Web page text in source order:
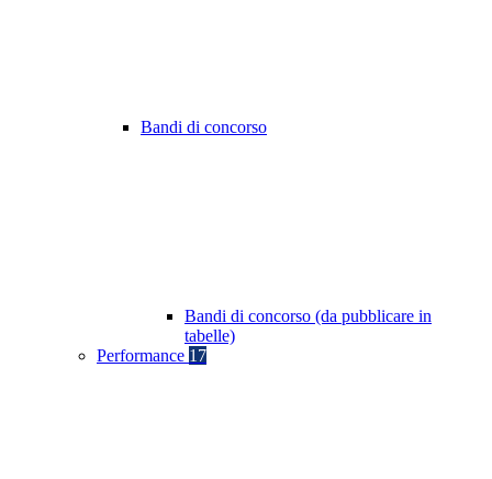
Bandi di concorso
Bandi di concorso (da pubblicare in
tabelle)
Performance 17